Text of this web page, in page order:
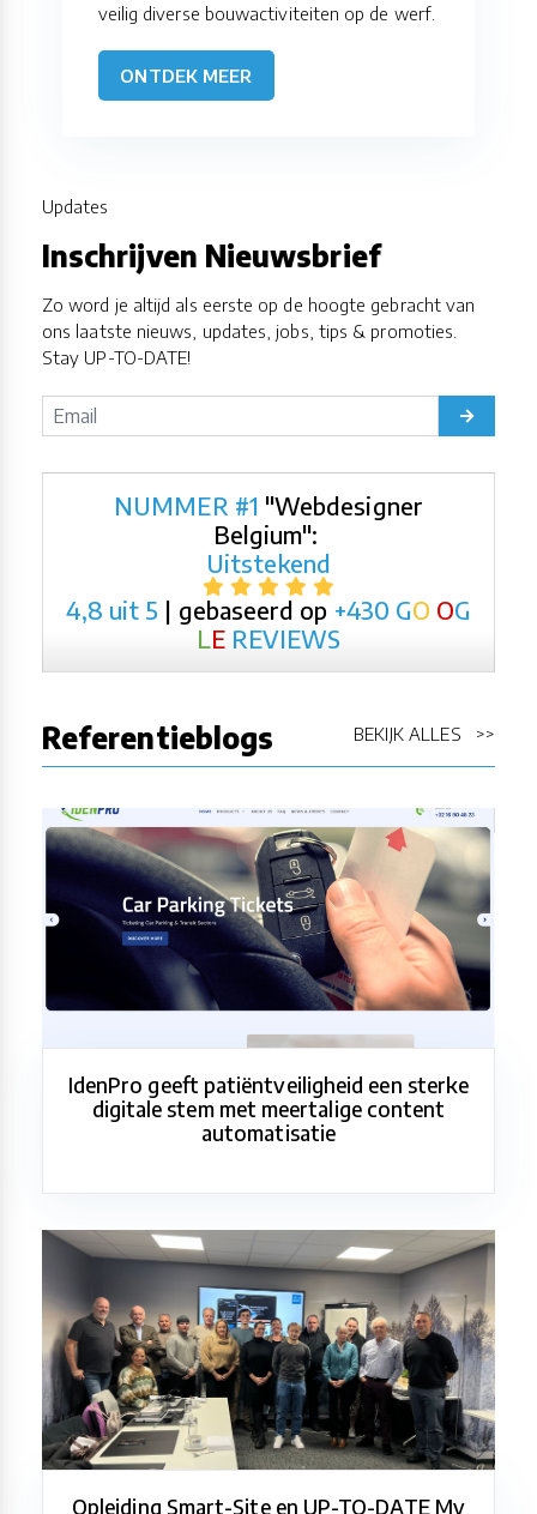
veilig diverse bouwactiviteiten op de werf.
ONTDEK MEER
Updates
Inschrijven Nieuwsbrief
Zo word je altijd als eerste op de hoogte gebracht van
ons laatste nieuws, updates, jobs, tips & promoties.
Stay UP-TO-DATE!
NUMMER #1 "Webdesigner
Belgium":
Uitstekend
4,8 uit 5 | gebaseerd op +430 GO OG
LE REVIEWS
Referentieblogs BEKIJK ALLES >>
IdenPro geeft patiëntveiligheid een sterke
digitale stem met meertalige content
automatisatie
Opleiding Smart-Site en UP-TO-DATE My